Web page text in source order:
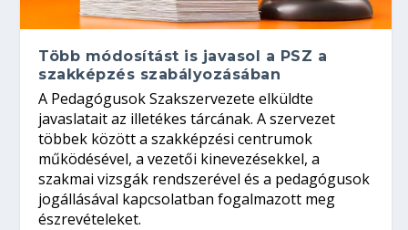
Több módosítást is javasol a PSZ a
szakképzés szabályozásában
A Pedagógusok Szakszervezete elküldte
javaslatait az illetékes tárcának. A szervezet
többek között a szakképzési centrumok
működésével, a vezetői kinevezésekkel, a
szakmai vizsgák rendszerével és a pedagógusok
jogállásával kapcsolatban fogalmazott meg
észrevételeket.